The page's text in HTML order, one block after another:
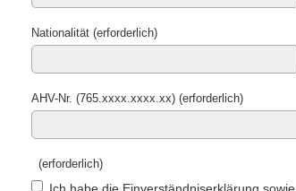
Nationalität (erforderlich)
AHV-Nr. (765.xxxx.xxxx.xx) (erforderlich)
(erforderlich)